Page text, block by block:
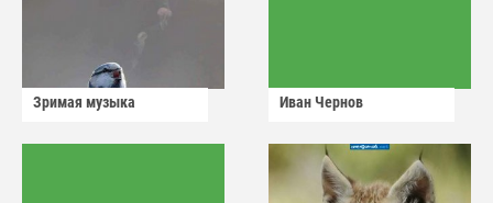
Зримая музыка Иван Чернов